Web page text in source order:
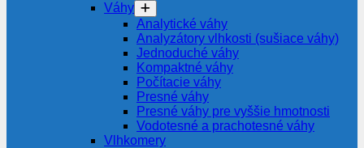
Váhy
Analytické váhy
Analyzátory vlhkosti (sušiace váhy)
Jednoduché váhy
Kompaktné váhy
Počítacie váhy
Presné váhy
Presné váhy pre vyššie hmotnosti
Vodotesné a prachotesné váhy
Vlhkomery